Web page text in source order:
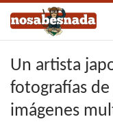
Un artista
fotografías de
imágenes